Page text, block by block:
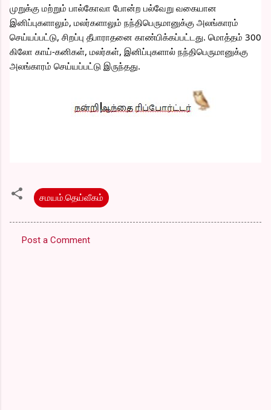
முறுக்கு மற்றும் பால்கோவா போன்ற பல்வேறு வகையான
இனிப்புகளாலும், மலர்களாலும் நந்திபெருமானுக்கு அலங்காரம்
செய்யப்பட்டு, சிறப்பு தீபாராதனை காண்பிக்கப்பட்டது. மொத்தம் 300
கிலோ காய்-கனிகள், மலர்கள், இனிப்புகளால் நந்திபெருமானுக்கு
அலங்காரம் செய்யப்பட்டு இருந்தது.
சமயம்.தெய்வீகம்
Post a Comment